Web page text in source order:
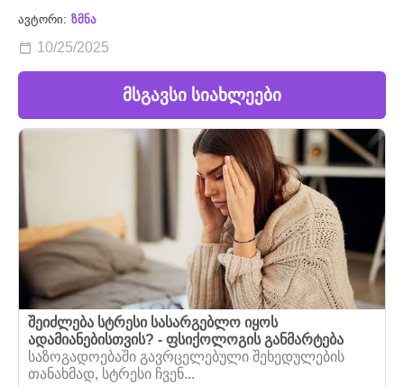
ავტორი: ზმნა
10/25/2025
მსგავსი სიახლეები
შეიძლება სტრესი სასარგებლო იყოს
ადამიანებისთვის? - ფსიქოლოგის განმარტება
საზოგადოებაში გავრცელებული შეხედულების
თანახმად, სტრესი ჩვენ...